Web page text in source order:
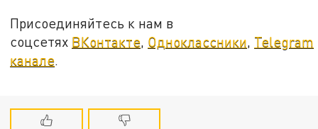
Присоединяйтесь к нам в
соцсетях ВКонтакте, Одноклассники, Telegram
канале.